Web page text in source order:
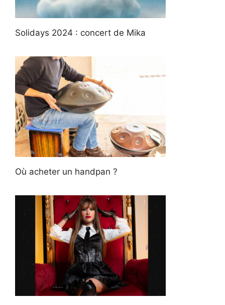
Solidays 2024 : concert de Mika
Où acheter un handpan ?